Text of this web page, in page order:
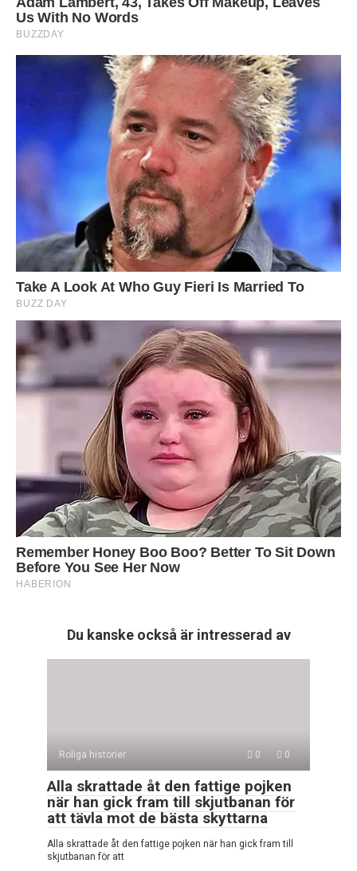
Du kanske också är intresserad av
Roliga historier 0 0
Alla skrattade åt den fattige pojken
när han gick fram till skjutbanan för
att tävla mot de bästa skyttarna
Alla skrattade åt den fattige pojken när han gick fram till
skjutbanan för att